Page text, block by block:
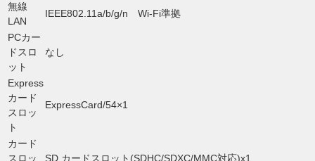
無線
LAN
IEEE802.11a/b/g/n Wi-Fi準拠
PCカー
ドスロ
ット
なし
Express
カード
スロッ
ト
ExpressCard/54×1
カード
スロッ
SD カードスロット(SDHC/SDXC/MMC対応)x1